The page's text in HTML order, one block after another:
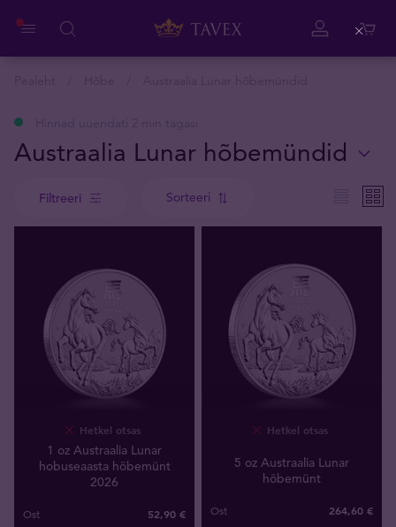
Austraalia Lunar hõbemündid
Filtreeri Sorteeri
Hetkel otsas
1 oz Austraalia Lunar
hobuseaasta hõbemünt
2026
Ost 52,90 €
Hetkel otsas
5 oz Austraalia Lunar
hõbemünt
Ost 264,60 €
Close